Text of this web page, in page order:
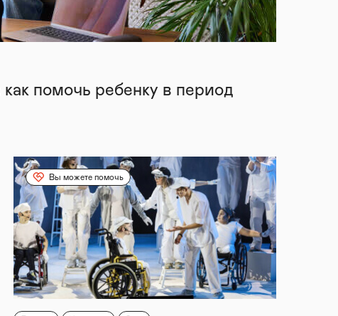
помочь ребенку в период
Вы можете помочь